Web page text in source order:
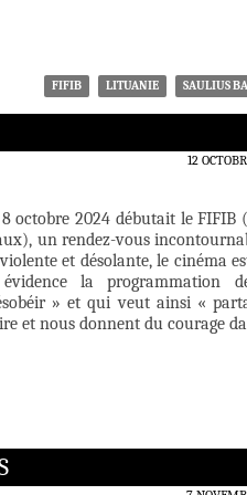
FIFIB LITUANIE SAULIUS
12
octobre 2024 débutait le
un rendez-vous
et désolante, le cinéma
la programmation
» et qui veut ainsi «
et nous donnent du courage